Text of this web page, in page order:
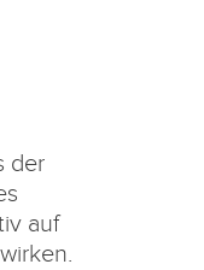
der
auf